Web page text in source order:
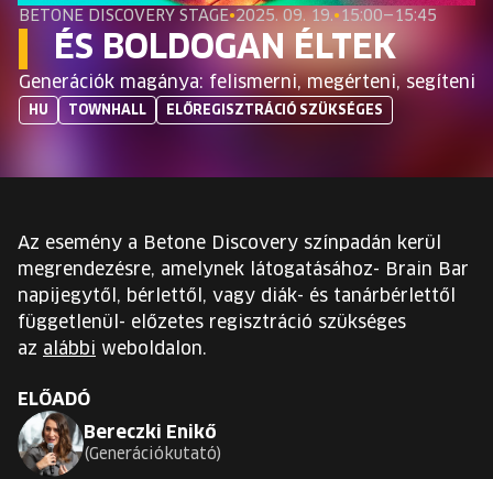
EURÓPA JÖVŐFESZTIVÁLJA
ELŐADÓK
KOSÁR
EN
Change
BETONE DISCOVERY STAGE•2025. 09. 19.• 15:00—15:45
ÉS BOLDOGAN ÉLTEK
Generációk magánya: felismerni, megérteni, segíteni
HU TOWNHALL ELŐREGISZTRÁCIÓ SZÜKSÉGES
Az esemény a Betone Discovery színpadán kerül
megrendezésre, amelynek látogatásához- Brain Bar
napijegytől, bérlettől, vagy diák- és tanárbérlettől
függetlenül- előzetes regisztráció szükséges
az alábbi weboldalon.
ELŐADÓ
Bereczki Enikő
Generációkutató